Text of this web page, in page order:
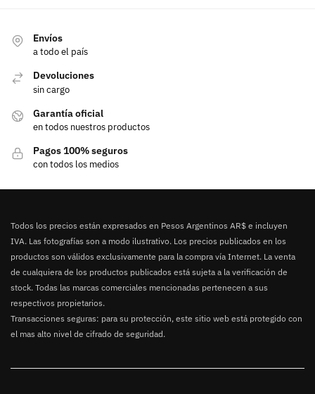
Envíos
a todo el país
Devoluciones
sin cargo
Garantía oficial
en todos nuestros productos
Pagos 100% seguros
con todos los medios
Todos los precios están expresados en Pesos Argentinos AR$ e incluyen
IVA. Las fotografías son a modo ilustrativo. Los precios publicados en los
productos son válidos exclusivamente para la compra vía Internet. La venta
de cualquiera de los productos publicados está sujeta a la verificación de
stock. Todas las marcas comerciales mencionadas pertenecen a sus
respectivos propietarios.
Transacciones seguras: para su protección, este sitio web está protegido con
el mas alto nivel de cifrado de seguridad.